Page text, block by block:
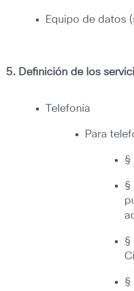
Equipo de datos
5. Definición de los
Telefonía
Para
§
§
§
§